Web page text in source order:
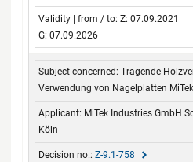
Z: 07.09.2021
G: 07.09.2026
Tragende
Verwendung von Nagelplatten
MiTek Industries GmbH
Köln
Z-9.1-758